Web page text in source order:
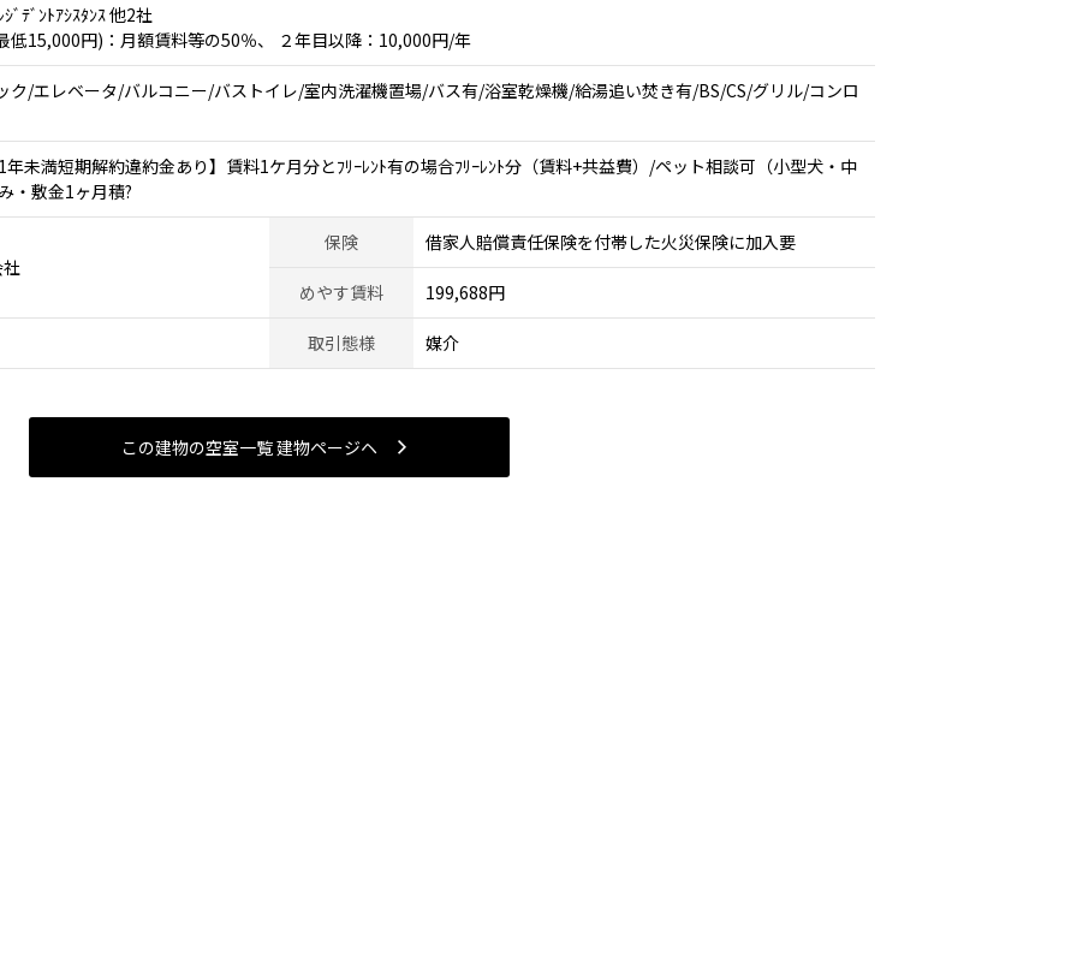
ﾞﾃﾞﾝﾄｱｼｽﾀﾝｽ 他2社
低15,000円)：月額賃料等の50％、 ２年目以降：10,000円/年
ク/エレベータ/バルコニー/バストイレ/室内洗濯機置場/バス有/浴室乾燥機/給湯追い焚き有/BS/CS/グリル/コンロ
未満短期解約違約金あり】賃料1ケ月分とﾌﾘｰﾚﾝﾄ有の場合ﾌﾘｰﾚﾝﾄ分（賃料+共益費）/ペット相談可（小型犬・中
・敷金1ヶ月積?
保険 借家人賠償責任保険を付帯した火災保険に加入要
めやす賃料 199,688円
取引態様 媒介
この建物の空室一覧 建物ページヘ